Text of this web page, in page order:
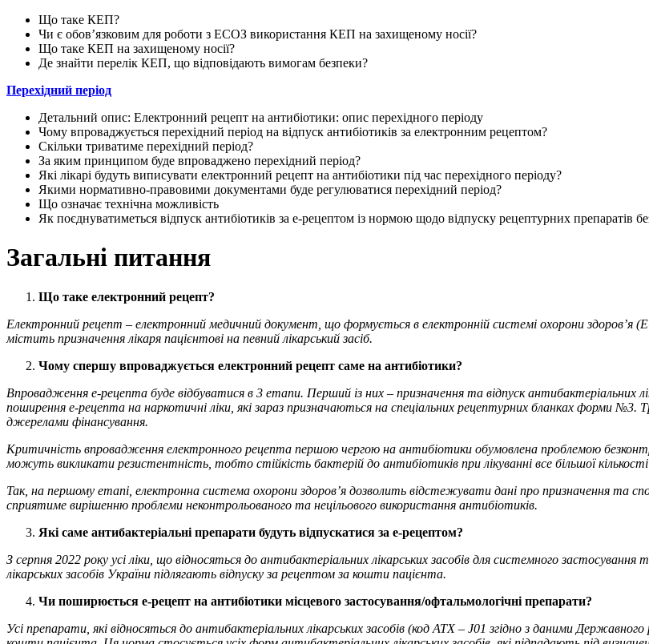
Що таке КЕП?
Чи є обовʼязковим для роботи з ЕСОЗ використання КЕП на захищеному носії?
Що таке КЕП на захищеному носії?
Де знайти перелік КЕП, що відповідають вимогам безпеки?
Перехідний період
Детальний опис: Електронний рецепт на антибіотики: опис перехідного періоду
Чому впроваджується перехідний період на відпуск антибіотиків за електронним рецептом?
Скільки триватиме перехідний період?
За яким принципом буде впроваджено перехідний період?
Які лікарі будуть виписувати електронний рецепт на антибіотики під час перехідного періоду?
Якими нормативно-правовими документами буде регулюватися перехідний період?
Що означає технічна можливість
Як поєднуватиметься відпуск антибіотиків за е-рецептом із нормою щодо відпуску рецептурних препаратів
Загальні питання
Що таке електронний рецепт?
Електронний рецепт – електронний медичний документ, що формується в електронній системі охорони здоровʼя
містить призначення лікаря пацієнтові на певний лікарський засіб.
Чому спершу впроваджується електронний рецепт саме на антибіотики?
Впровадження е-рецепта буде відбуватися в 3 етапи. Перший із них – призначення та відпуск антибактеріальних
поширення е-рецепта на наркотичні ліки, які зараз призначаються на спеціальних рецептурних бланках форми №3.
джерелами фінансування.
Критичність впровадження електронного рецепта першою чергою на антибіотики обумовлена проблемою
можуть викликати резистентність, тобто стійкість бактерій до антибіотиків при лікуванні все більшої
Так, на першому етапі, електронна система охорони здоровʼя дозволить відстежувати дані про призначення та
сприятиме вирішенню проблеми неконтрольованого та нецільового використання антибіотиків.
Які саме антибактеріальні препарати будуть відпускатися за е-рецептом?
З серпня 2022 року усі ліки, що відносяться до антибактеріальних лікарських засобів для системного
лікарських засобів України підлягають відпуску за рецептом за кошти пацієнта.
Чи поширюється е-рецепт на антибіотики місцевого застосування/офтальмологічні препарати?
Усі препарати, які відносяться до антибактеріальних лікарських засобів (код АТХ – J01 згідно з даними